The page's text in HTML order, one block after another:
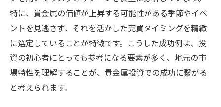
特に、貴金属の価値が上昇する可能性がある季節やイベ
ントを見逃さず、それを活かした売買タイミングを精緻
に選定していることが特徴です。こうした成功例は、投
資の初心者にとっても参考になる要素が多く、地元の市
場特性を理解することが、貴金属投資での成功に繋がる
と考えられます。